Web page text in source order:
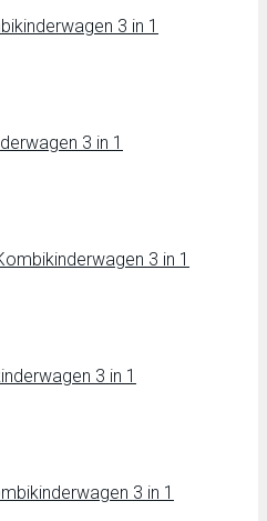
3 in 1
3 in 1
3 in 1
3 in 1
3 in 1